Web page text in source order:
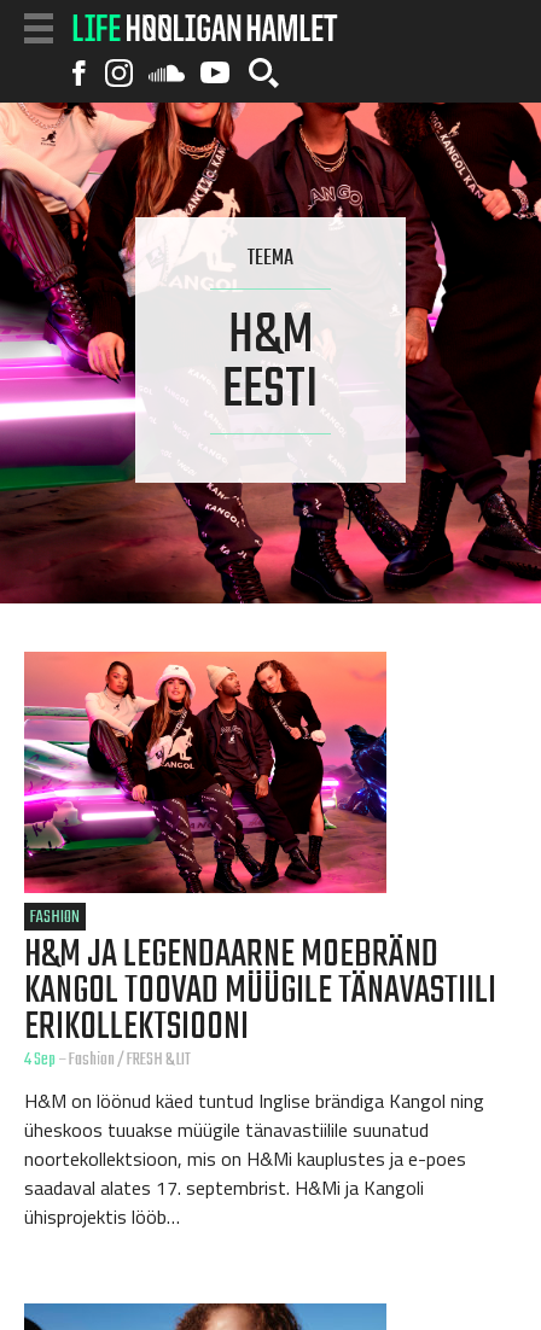
TEEMA
H&M
EESTI
FASHION
H&M JA LEGENDAARNE MOEBRÄND
KANGOL TOOVAD MÜÜGILE TÄNAVASTIILI
ERIKOLLEKTSIOONI
4 Sep–Fashion/FRESH & LIT
H&M on löönud käed tuntud Inglise brändiga Kangol ning
üheskoos tuuakse müügile tänavastiilile suunatud
noortekollektsioon, mis on H&Mi kauplustes ja e-poes
saadaval alates 17. septembrist. H&Mi ja Kangoli
ühisprojektis lööb…